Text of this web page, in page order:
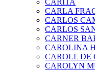
CARITA
CARLA
CARLOS
CARLOS
CARNER
CAROLINA
CAROLL DE
CAROLYN